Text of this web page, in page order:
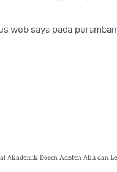
web saya pada